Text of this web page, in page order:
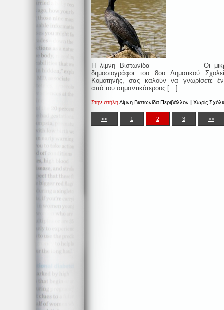
Η λίμνη Βιστωνίδα Oι
δημοσιογράφοι του 8ου Δημοτικού
Κομοτηνής, σας καλούν να γνωρίσετε
από του σημαντικότερους […]
Στην στήληΛίμνη Βιστωνίδα Περιβάλλον | Χωρίς
<< 1 2 3 >>